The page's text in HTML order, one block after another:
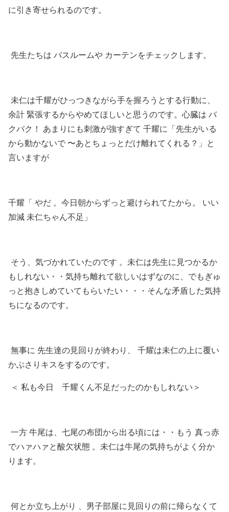
に引き寄せられるのです。
先生たちは バスルームや カーテンをチェックします。
未仁は千耀がひっつきながら手を握ろうとする行動に、
余計 緊張するからやめてほしいと思うのです。心臓は バ
クバク！ あまりにも刺激が強すぎて 千耀に「先生がいる
から動かないで 〜あとちょっとだけ離れてくれる？」と
言いますが
千耀「 やだ 。今日朝からずっと避けられてたから。 いい
加減 未仁ちゃん不足」
そう、気づかれていたのです 。未仁は先生に見つかるか
もしれない・・気持ち離れて欲しいはずなのに、でもぎゅ
っと抱きしめていてもらいたい・・・そんな矛盾した気持
ちになるのです。
無事に 先生達の見回りが終わり、 千耀は未仁の上に覆い
かぶさりキスをするのです。
＜ 私も今日 千耀くん不足だったのかもしれない＞
一方 牛尾は、七尾の布団から出る頃には・・もう 真っ赤
でハァハァと酸欠状態 。未仁は牛尾の気持ちがよく分か
ります。
何とか立ち上がり 、男子部屋に見回りの前に帰らなくて